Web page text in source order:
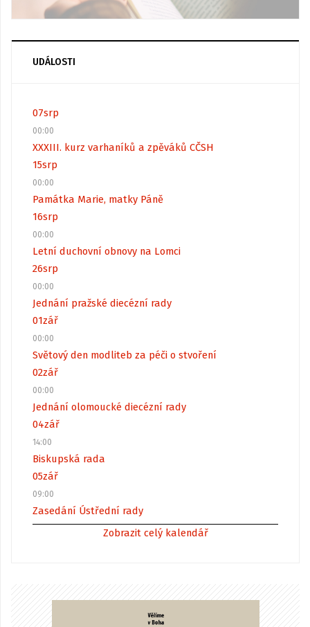
UDÁLOSTI
07srp
00:00
XXXIII. kurz varhaníků a zpěváků CČSH
15srp
00:00
Památka Marie, matky Páně
16srp
00:00
Letní duchovní obnovy na Lomci
26srp
00:00
Jednání pražské diecézní rady
01zář
00:00
Světový den modliteb za péči o stvoření
02zář
00:00
Jednání olomoucké diecézní rady
04zář
14:00
Biskupská rada
05zář
09:00
Zasedání Ústřední rady
Zobrazit celý kalendář